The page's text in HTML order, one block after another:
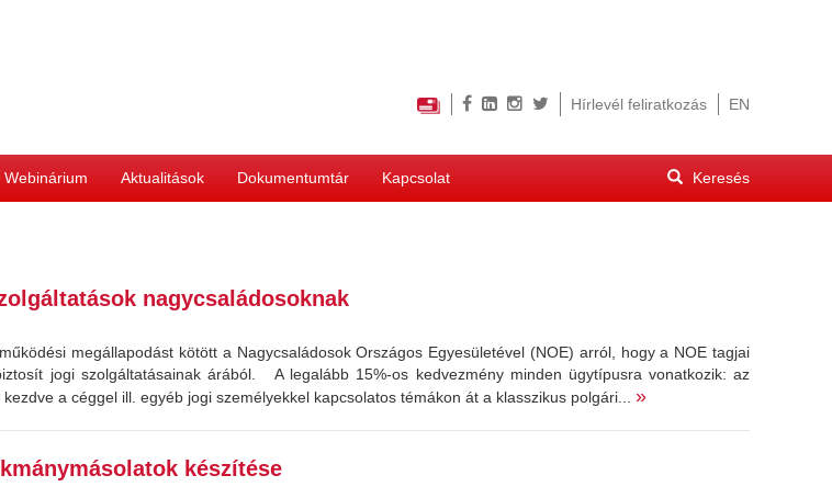
Hírlevél feliratkozás EN
Webinárium Aktualitások Dokumentumtár Kapcsolat
Keresés
űrlap
nagycsaládosoknak
megállapodást kötött a Nagycsaládosok Országos Egyesületével (NOE) arról, hogy a NOE tagjai
jogi szolgáltatásainak árából. A legalább 15%-os kedvezmény minden ügytípusra vonatkozik: az
a céggel ill. egyéb jogi személyekkel kapcsolatos témákon át a klasszikus polgári... »
készítése